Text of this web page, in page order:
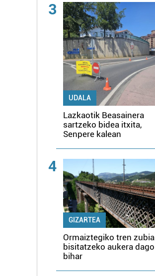
3
UDALA
Lazkaotik Beasainera
sartzeko bidea itxita,
Senpere kalean
4
GIZARTEA
Ormaiztegiko tren zubia
bisitatzeko aukera dago
bihar